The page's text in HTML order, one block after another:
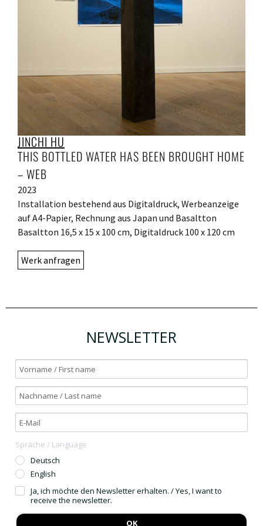
JINCHI HU
THIS BOTTLED WATER HAS BEEN BROUGHT HOME
– WEB
2023
Installation bestehend aus Digitaldruck, Werbeanzeige
auf A4-Papier, Rechnung aus Japan und Basaltton
Basaltton 16,5 x 15 x 100 cm, Digitaldruck 100 x 120 cm
Werk anfragen
NEWSLETTER
Sprache / Language
Deutsch
English
Ja, ich möchte den Newsletter erhalten. / Yes, I want to
receive the newsletter.
OK